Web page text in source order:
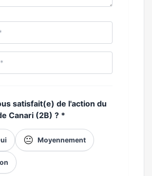
satisfait(e) de l'action du
Canari (2B) ? *
😐 Moyennement